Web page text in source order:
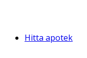
Hitta apotek